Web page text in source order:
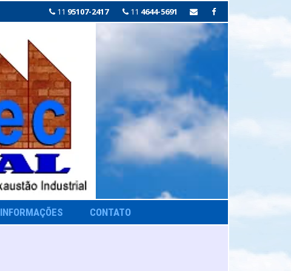
11 95107-2417 11 4644-5691
INFORMAÇÕES CONTATO